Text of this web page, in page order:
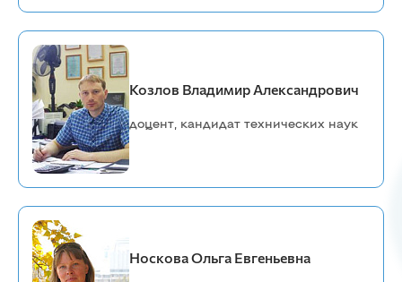
Козлов Владимир Александрович
доцент, кандидат технических наук
Носкова Ольга Евгеньевна